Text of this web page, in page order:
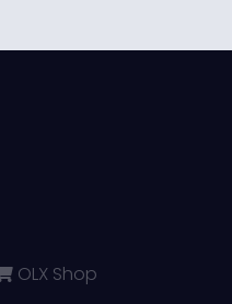
OLX Shop